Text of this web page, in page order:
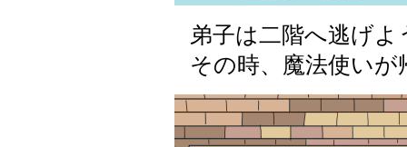
弟子は二階へ逃げよ
その時、魔法使いが